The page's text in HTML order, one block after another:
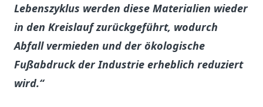
Lebenszyklus werden diese Materialien wieder
in den Kreislauf zurückgeführt, wodurch
Abfall vermieden und der ökologische
Fußabdruck der Industrie erheblich reduziert
wird.“